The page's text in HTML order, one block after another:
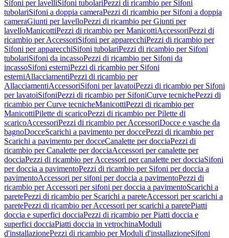
Sifoni per lavelliSifoni tubolariPezzi di ricambio per Sifoni
tubolariSifoni a doppia cameraPezzi di ricambio per Sifoni a doppia
cameraGiunti per lavelloPezzi di ricambio per Giunti per
lavelloManicottiPezzi di ricambio per ManicottiAccessoriPezzi di
ricambio per AccessoriSifoni per apparecchiPezzi di ricambio per
Sifoni per apparecchiSifoni tubolariPezzi di ricambio per Sifoni
tubolariSifoni da incassoPezzi di ricambio per Sifoni da
incassoSifoni esterniPezzi di ricambio per Sifoni
esterniAllacciamentiPezzi di ricambio per
AllacciamentiAccessoriSifoni per lavatoiPezzi di ricambio per Sifoni
per lavatoiSifoniPezzi di ricambio per SifoniCurve tecnichePezzi di
ricambio per Curve tecnicheManicottiPezzi di ricambio per
ManicottiPilette di scaricoPezzi di ricambio per Pilette di
scaricoAccessoriPezzi di ricambio per AccessoriDocce e vasche da
bagnoDocceScarichi a pavimento per doccePezzi di ricambio per
Scarichi a pavimento per docceCanalette per docciaPezzi di
ricambio per Canalette per docciaAccessori per canalette per
docciaPezzi di ricambio per Accessori per canalette per docciaSifoni
per doccia a pavimentoPezzi di ricambio per Sifoni per doccia a
pavimentoAccessori per sifoni per doccia a pavimentoPezzi di
ricambio per Accessori per sifoni per doccia a pavimentoScarichi a
paretePezzi di ricambio per Scarichi a pareteAccessori per scarichi a
paretePezzi di ricambio per Accessori per scarichi a paretePiatti
doccia e superfici docciaPezzi di ricambio per Piatti doccia e
superfici docciaPiatti doccia in vetrochinaModuli
d'installazionePezzi di ricambio per Moduli d'installazioneSifoni